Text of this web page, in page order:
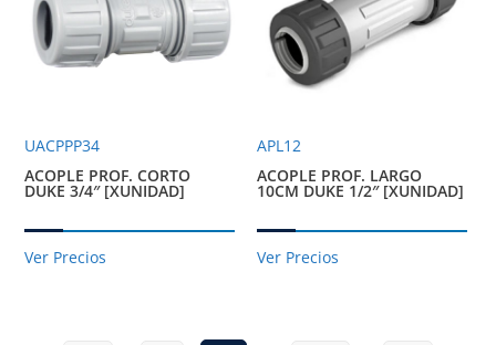
UACPPP34
ACOPLE PROF. CORTO
DUKE 3/4″ [XUNIDAD]
Ver Precios
APL12
ACOPLE PROF. LARGO
10CM DUKE 1/2″ [XUNIDAD]
Ver Precios